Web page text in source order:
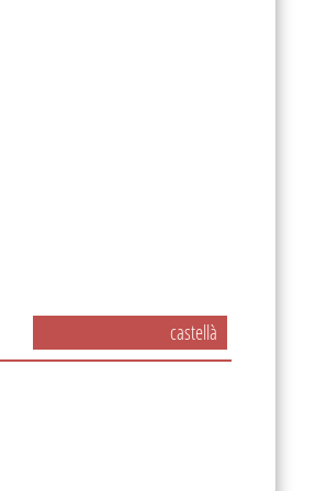
castellà